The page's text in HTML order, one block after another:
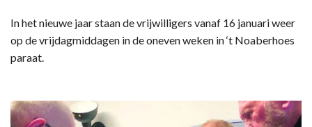
In het nieuwe jaar staan de vrijwilligers vanaf 16 januari weer
op de vrijdagmiddagen in de oneven weken in ‘t Noaberhoes
paraat.